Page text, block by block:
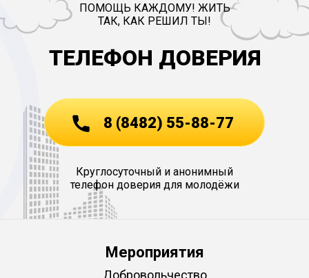
ПОМОЩЬ КАЖДОМУ! ЖИТЬ
ТАК, КАК РЕШИЛ ТЫ!
ТЕЛЕФОН ДОВЕРИЯ
8 (8482) 55-88-77
Круглосуточный и анонимный
телефон доверия для молодёжи
Мероприятия
Добровольчество